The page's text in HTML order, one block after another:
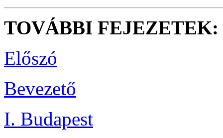
TOVÁBBI FEJEZETEK:
Előszó
Bevezető
I. Budapest